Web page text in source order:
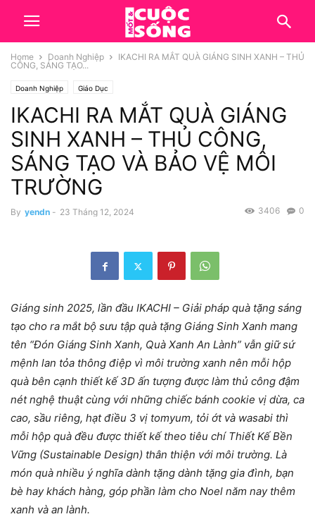
Home Doanh Nghiệp
IKACHI RA MẮT QUÀ GIÁNG SINH XANH – THỦ
CÔNG, SÁNG TẠO...
Doanh Nghiệp Giáo Dục
IKACHI RA MẮT QUÀ GIÁNG
SINH XANH – THỦ CÔNG,
SÁNG TẠO VÀ BẢO VỆ MÔI
TRƯỜNG
By yendn - 23 Tháng 12, 2024 0
3406
Giáng sinh 2025, lần đầu IKACHI – Giải pháp quà tặng sáng
tạo cho ra mắt bộ sưu tập quà tặng Giáng Sinh Xanh mang
tên “Đón Giáng Sinh Xanh, Quà Xanh An Lành” vẫn giữ sứ
mệnh lan tỏa thông điệp vì môi trường xanh nên mỗi hộp
quà bên cạnh thiết kế 3D ấn tượng được làm thủ công đậm
nét nghệ thuật cùng với những chiếc bánh cookie vị dừa, ca
cao, sầu riêng, hạt điều 3 vị tomyum, tỏi ớt và wasabi thì
mỗi hộp quà đều được thiết kế theo tiêu chí Thiết Kế Bền
Vững (Sustainable Design) thân thiện với môi trường. Là
món quà nhiều ý nghĩa dành tặng dành tặng gia đình, bạn
bè hay khách hàng, góp phần làm cho Noel năm nay thêm
xanh và an lành.